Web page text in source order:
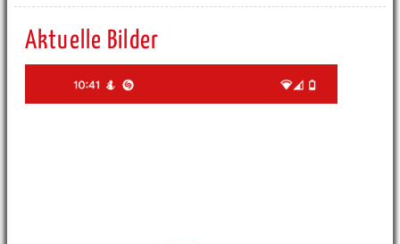
Aktuelle Bilder